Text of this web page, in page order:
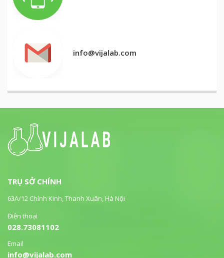
info@vijalab.com
TRỤ SỞ CHÍNH
63A/12 Chính Kinh, Thanh Xuân, Hà Nội
Điện thoại
028.73081102
Email
info@vijalab.com